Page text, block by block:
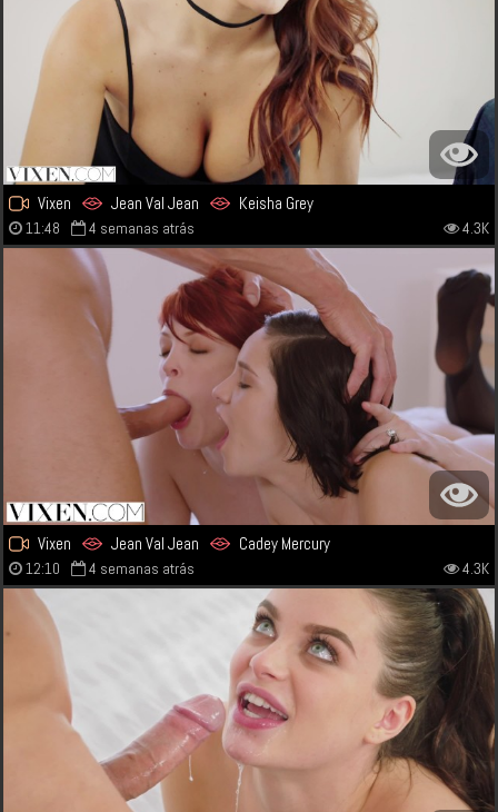
Vixen Jean Val Jean Keisha Grey
11:48 4 semanas atrás 4.3K
Vixen Jean Val Jean Cadey Mercury
12:10 4 semanas atrás 4.3K